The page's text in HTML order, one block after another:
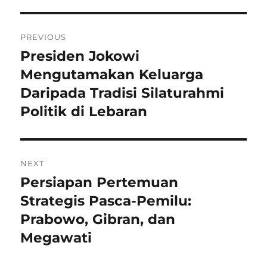
pos
PREVIOUS
Previous
post:
Presiden Jokowi
Mengutamakan Keluarga
Daripada Tradisi Silaturahmi
Politik di Lebaran
NEXT
Next
post:
Persiapan Pertemuan
Strategis Pasca-Pemilu:
Prabowo, Gibran, dan
Megawati